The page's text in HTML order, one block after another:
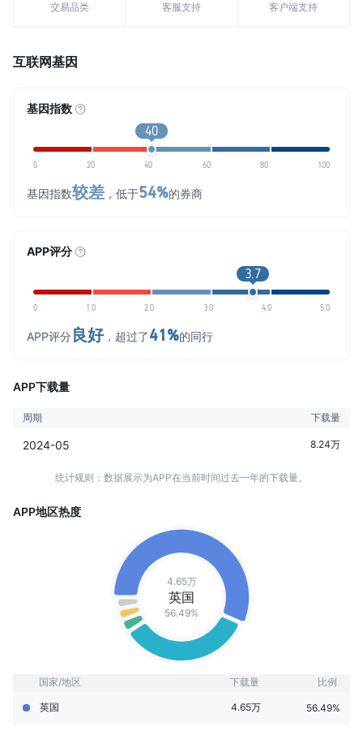
交易品类 客服支持 客户端支持
互联网基因
基因指数
40
0 20 40 60 80 100
基因指数较差 ，低于54%的券商
APP评分
3.7
0 1.0 2.0 3.0 4.0 5.0
APP评分良好，超过了41%的同行
APP下载量
周期 下载量
2024-05 8.24万
统计规则：数据展示为APP在当前时间过去一年的下载量。
APP地区热度
4.65万
英国
56.49%
国家/地区 下载量 比例
英国 4.65万 56.49%